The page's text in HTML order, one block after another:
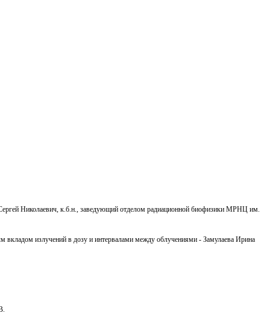
Николаевич, к.б.н., заведующий отделом радиационной биофизики МРНЦ им.
вкладом излучений в дозу и интервалами между облучениями - Замулаева Ирина